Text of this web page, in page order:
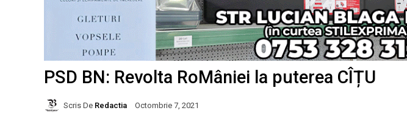
PSD BN: Revolta RoMâniei la puterea CÎȚU
Scris De Redactia Octombrie 7, 2021